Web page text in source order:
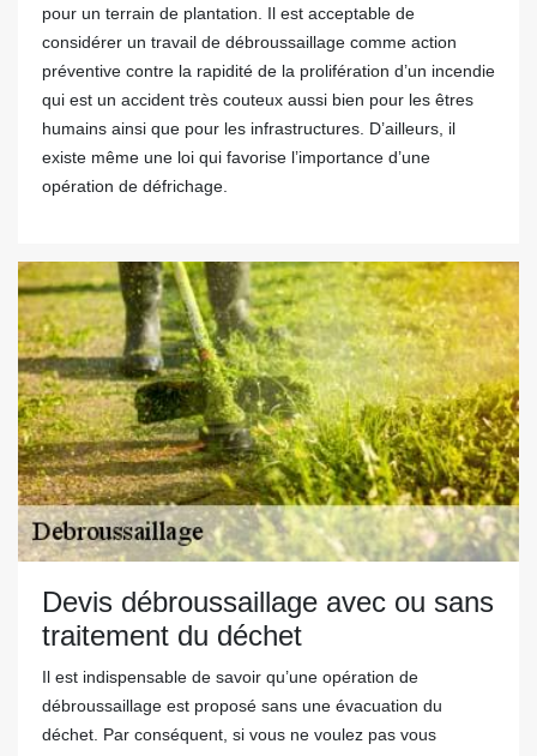
pour un terrain de plantation. Il est acceptable de
considérer un travail de débroussaillage comme action
préventive contre la rapidité de la prolifération d’un incendie
qui est un accident très couteux aussi bien pour les êtres
humains ainsi que pour les infrastructures. D’ailleurs, il
existe même une loi qui favorise l’importance d’une
opération de défrichage.
Devis débroussaillage avec ou sans
traitement du déchet
Il est indispensable de savoir qu’une opération de
débroussaillage est proposé sans une évacuation du
déchet. Par conséquent, si vous ne voulez pas vous